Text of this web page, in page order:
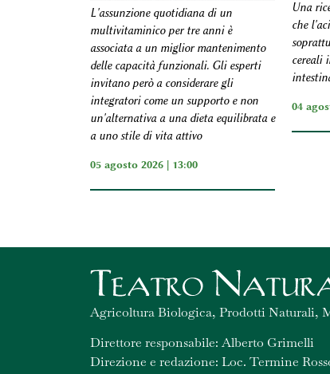
L'assunzione quotidiana di un
multivitaminico per tre anni è
associata a un miglior mantenimento
delle capacità funzionali. Gli esperti
invitano però a considerare gli
integratori come un supporto e non
un'alternativa a una dieta equilibrata e
a uno stile di vita attivo
05 agosto 2026 | 13:00
Una
che
cereali
04
Agricoltura Biologica, Prodotti Naturali,
Direttore responsabile: Alberto Grimelli
Direzione e redazione: Loc. Termine